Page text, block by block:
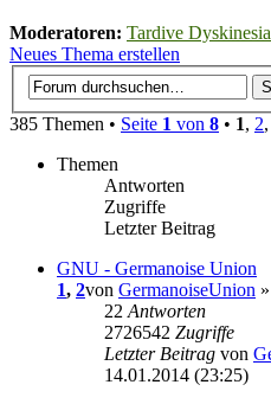
Moderatoren: Tardive Dyskinesia
Neues Thema erstellen
385 Themen • Seite 1 von 8 • 1, 2,
Themen
Antworten
Zugriffe
Letzter Beitrag
GNU - Germanoise Union
1, 2von GermanoiseUnion
22 Antworten
2726542 Zugriffe
Letzter Beitrag von
14.01.2014 (23:25)